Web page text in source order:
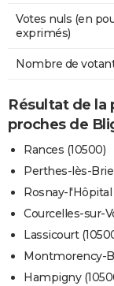
Votes nuls (en
exprimés)
Nombre de
Résultat de la
proches de
Rances (10500)
Perthes-lès-
Rosnay-l'Hôpital
Courcelles-sur-
Lassicourt
Montmorency-
Hampigny